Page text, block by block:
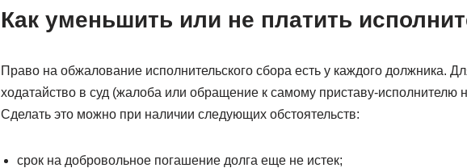
Как уменьшить или не платить
Право на обжалование исполнительского сбора есть у каждого должника.
ходатайство в суд (жалоба или обращение к самому приставу-исполнителю
Сделать это можно при наличии следующих обстоятельств:
срок на добровольное погашение долга еще не истек;